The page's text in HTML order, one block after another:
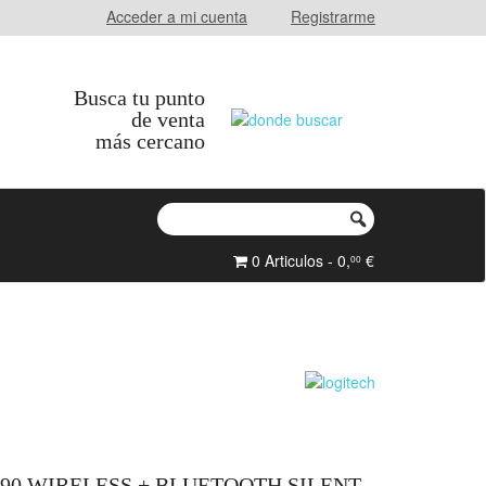
Acceder a mi cuenta Registrarme
Busca tu punto
de venta
más cercano
0 Articulos - 0,00 €